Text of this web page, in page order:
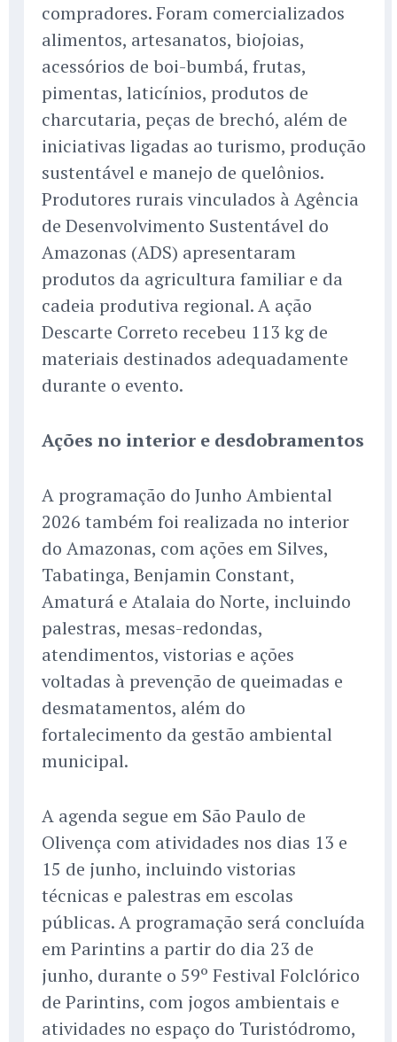
compradores. Foram comercializados
alimentos, artesanatos, biojoias,
acessórios de boi-bumbá, frutas,
pimentas, laticínios, produtos de
charcutaria, peças de brechó, além de
iniciativas ligadas ao turismo, produção
sustentável e manejo de quelônios.
Produtores rurais vinculados à Agência
de Desenvolvimento Sustentável do
Amazonas (ADS) apresentaram
produtos da agricultura familiar e da
cadeia produtiva regional. A ação
Descarte Correto recebeu 113 kg de
materiais destinados adequadamente
durante o evento.
Ações no interior e desdobramentos
A programação do Junho Ambiental
2026 também foi realizada no interior
do Amazonas, com ações em Silves,
Tabatinga, Benjamin Constant,
Amaturá e Atalaia do Norte, incluindo
palestras, mesas-redondas,
atendimentos, vistorias e ações
voltadas à prevenção de queimadas e
desmatamentos, além do
fortalecimento da gestão ambiental
municipal.
A agenda segue em São Paulo de
Olivença com atividades nos dias 13 e
15 de junho, incluindo vistorias
técnicas e palestras em escolas
públicas. A programação será concluída
em Parintins a partir do dia 23 de
junho, durante o 59º Festival Folclórico
de Parintins, com jogos ambientais e
atividades no espaço do Turistódromo,